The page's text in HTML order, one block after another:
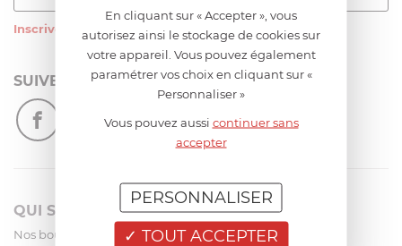
Inscrivez-vous à notre newsletter
SUIVEZ-NOUS
QUI SOMMES-NOUS?
Nos boutiques
En cliquant sur « Accepter », vous
autorisez ainsi le stockage de cookies sur
votre appareil. Vous pouvez également
paramétrer vos choix en cliquant sur «
Personnaliser »
Vous pouvez aussi continuer sans
accepter
TOUT ACCEPTER
PERSONNALISER